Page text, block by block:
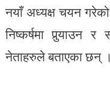
नयाँ अध्यक्ष चयन
निष्कर्षमा पुर्‍याउन
नेताहरुले बताएका छन् ।